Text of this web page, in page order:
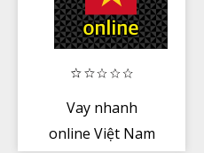
Vay nhanh
online Việt Nam